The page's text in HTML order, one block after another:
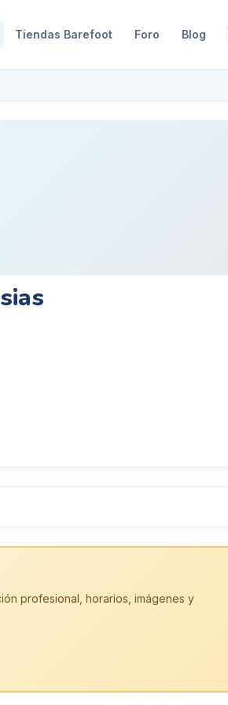
Tiendas Barefoot Foro Blog
profesional, horarios, imágenes y